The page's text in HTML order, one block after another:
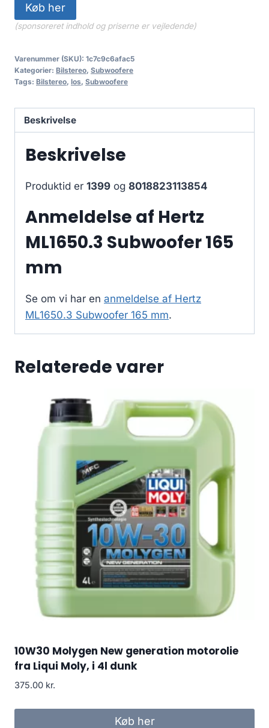
Køb her
(sponsoreret indhold og priserne er vejledende)
Varenummer (SKU): 1c7c9c6afac5
Kategorier: Bilstereo, Subwoofere
Tags: Bilstereo, los, Subwoofere
Beskrivelse
Beskrivelse
Produktid er 1399 og 8018823113854
Anmeldelse af Hertz
ML1650.3 Subwoofer 165
mm
Se om vi har en anmeldelse af Hertz
ML1650.3 Subwoofer 165 mm.
Relaterede varer
10W30 Molygen New generation motorolie
fra Liqui Moly, i 4l dunk
375.00 kr.
Køb her